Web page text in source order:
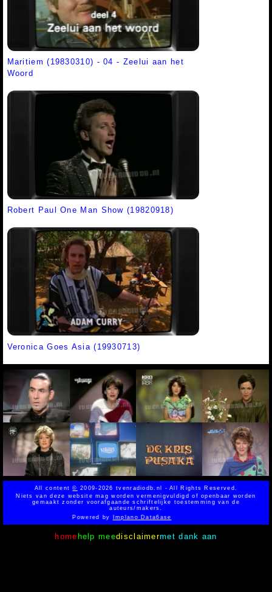
Maritiem (19830310) - 04 - Zeelui aan het
Woord
Robert Paul One Man Show (19820918)
Veronica Goes Asia (19930713)
All content© 2009-2026 tvenradiodb.nl - All Rights Reserved.
Niets van deze website mag worden vermenigvuldigd of openbaar worden
gemaakt zonder voorafgaande schriftelijke toestemming van de
auteurs/makers.
Powered byImplano Data6ase
home help meedisclaimermet dank aan